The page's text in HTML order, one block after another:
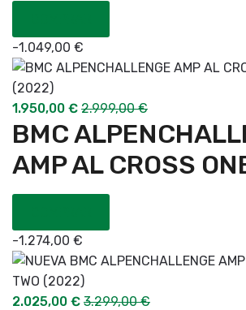
-1.049,00 €
1.950,00 € 2.999,00€
BMC
AMP AL CROSS
-1.274,00 €
2.025,00 € 3.299,00€